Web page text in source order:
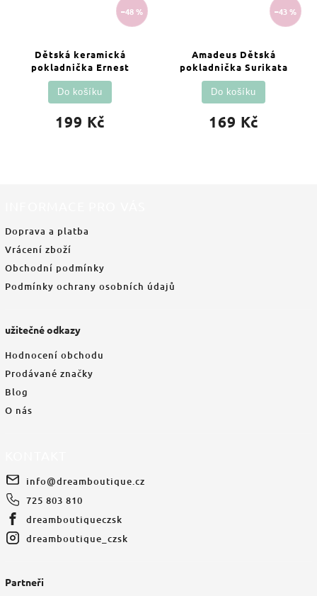
–48 %
Dětská keramická
pokladnička Ernest
199 Kč
Do košíku
–43 %
Amadeus Dětská
pokladnička Surikata
169 Kč
Do košíku
Doprava a platba
Vrácení zboží
Obchodní podmínky
Podmínky ochrany osobních údajů
užitečné odkazy
Hodnocení obchodu
Prodávané značky
Blog
O nás
info@dreamboutique.cz
725 803 810
dreamboutiqueczsk
dreamboutique_czsk
Partneři